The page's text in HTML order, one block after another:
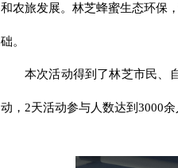
和农旅发展。林芝蜂蜜生态环保
础。
本次活动得到了林芝市民、
动，2天活动参与人数达到3000余